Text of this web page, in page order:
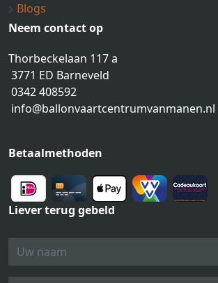
Blogs
Neem contact op
Thorbeckelaan 117 a
3771 ED Barneveld
0342 408592
info@ballonvaartcentrumvanmanen.nl
Betaalmethoden
Liever terug gebeld